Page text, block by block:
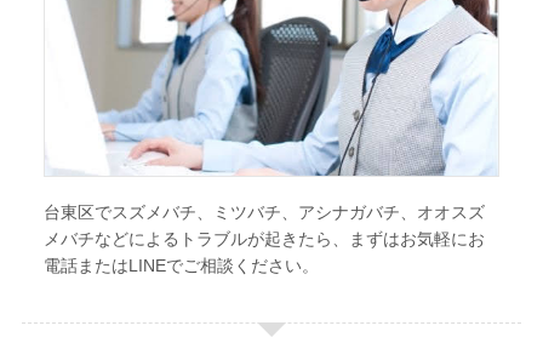
台東区でスズメバチ、ミツバチ、アシナガバチ、オオスズ
メバチなどによるトラブルが起きたら、まずはお気軽にお
電話またはLINEでご相談ください。